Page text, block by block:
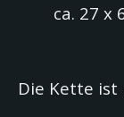
ca. 27 x
Die Kette